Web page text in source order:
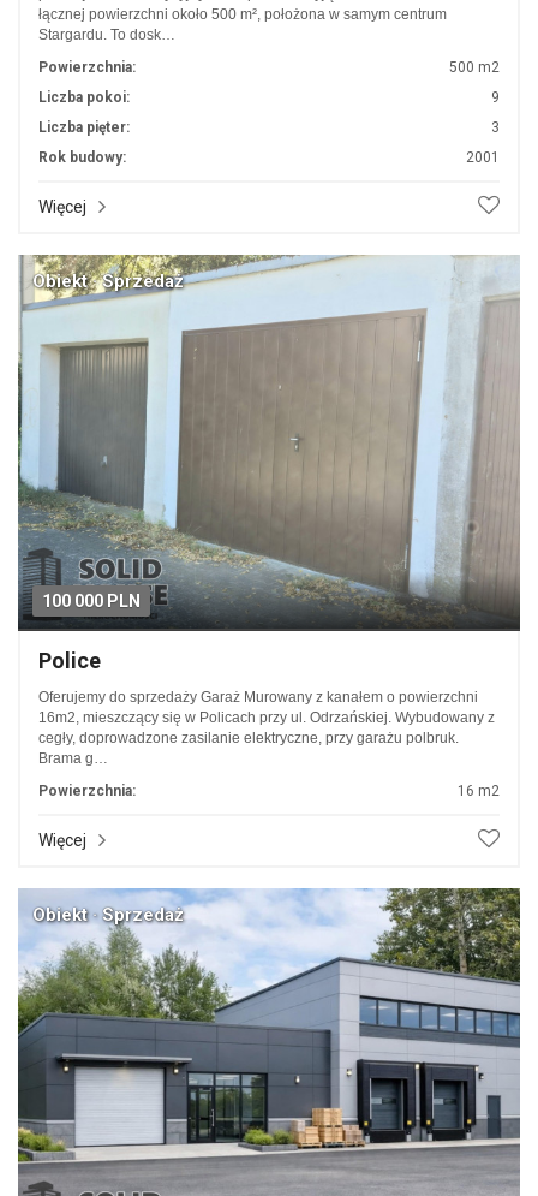
łącznej powierzchni około 500 m², położona w samym centrum
Stargardu. To dosk…
Powierzchnia:
500 m2
Liczba pokoi:
9
Liczba pięter:
3
Rok budowy:
2001
Więcej
100 000 PLN
Obiekt · Sprzedaż
Police
Oferujemy do sprzedaży Garaż Murowany z kanałem o powierzchni
16m2, mieszczący się w Policach przy ul. Odrzańskiej. Wybudowany z
cegły, doprowadzone zasilanie elektryczne, przy garażu polbruk.
Brama g…
Powierzchnia:
16 m2
Więcej
Obiekt · Sprzedaż